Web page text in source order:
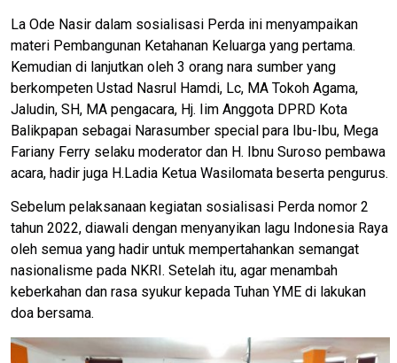
La Ode Nasir dalam sosialisasi Perda ini menyampaikan
materi Pembangunan Ketahanan Keluarga yang pertama.
Kemudian di lanjutkan oleh 3 orang nara sumber yang
berkompeten Ustad Nasrul Hamdi, Lc, MA Tokoh Agama,
Jaludin, SH, MA pengacara, Hj. Iim Anggota DPRD Kota
Balikpapan sebagai Narasumber special para Ibu-Ibu, Mega
Fariany Ferry selaku moderator dan H. Ibnu Suroso pembawa
acara, hadir juga H.Ladia Ketua Wasilomata beserta pengurus.
Sebelum pelaksanaan kegiatan sosialisasi Perda nomor 2
tahun 2022, diawali dengan menyanyikan lagu Indonesia Raya
oleh semua yang hadir untuk mempertahankan semangat
nasionalisme pada NKRI. Setelah itu, agar menambah
keberkahan dan rasa syukur kepada Tuhan YME di lakukan
doa bersama.